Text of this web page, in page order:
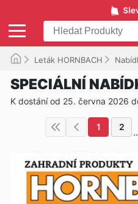
Leták HORNBACH
SPECIÁLNÍ
K dostání od 25. června 2026
1 2